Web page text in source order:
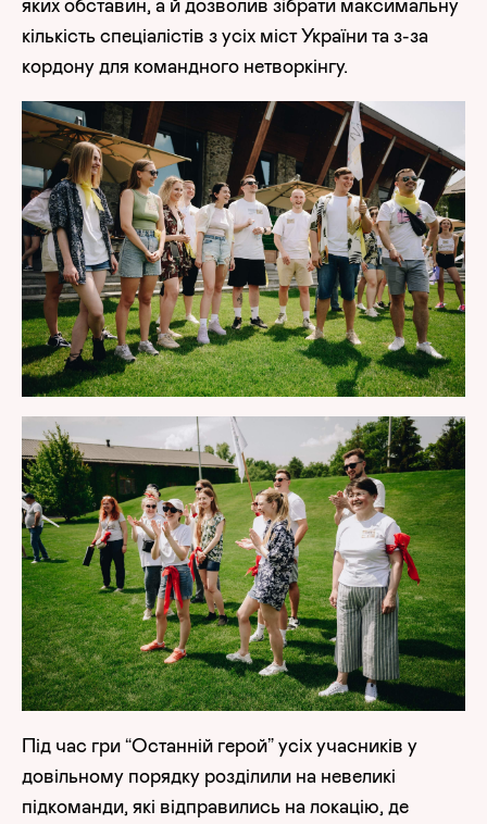
кількість спеціалістів з усіх міст України та з-за
кордону для командного нетворкінгу.
Під час гри “Останній герой” усіх учасників у
довільному порядку розділили на невеликі
підкоманди, які відправились на локацію, де